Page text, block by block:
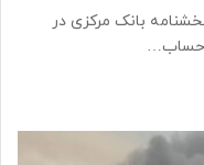
بانک مرکزی در
حساب…